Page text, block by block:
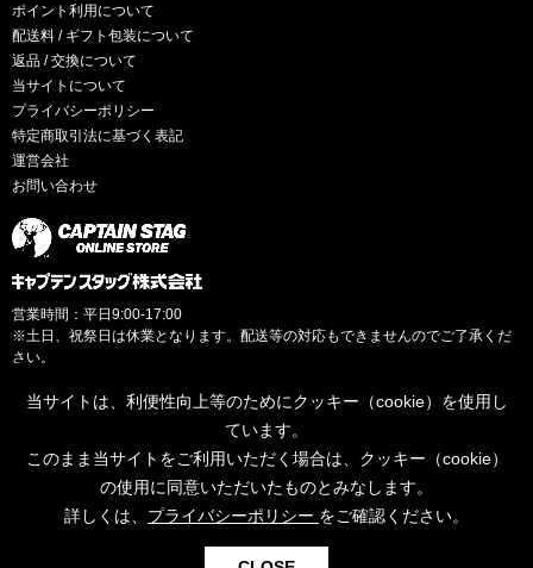
ポイント利用について
配送料 / ギフト包装について
返品 / 交換について
当サイトについて
プライバシーポリシー
特定商取引法に基づく表記
運営会社
お問い合わせ
営業時間：平日9:00-17:00
※土日、祝祭日は休業となります。配送等の対応もできませんのでご了承くだ
さい。
© CAPTAINSTAG Co.Ltd.
当サイトは、利便性向上等のためにクッキー（cookie）を使用し
ています。
このまま当サイトをご利用いただく場合は、クッキー（cookie）
の使用に同意いただいたものとみなします。
詳しくは、 プライバシーポリシー をご確認ください。